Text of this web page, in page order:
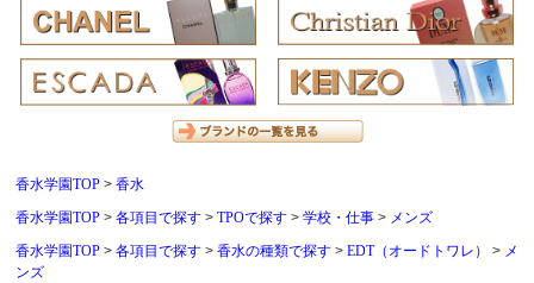
香水学園TOP
香水
香水学園TOP
各項目で探す TPOで探す 学校・仕事
メンズ
香水学園TOP
各項目で探す 香水の種類で探す EDT（オードトワレ）
メ
ンズ